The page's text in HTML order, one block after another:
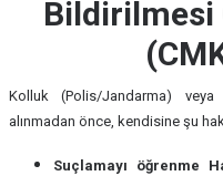
Bildirilmesi
Kolluk (Polis/Jandarma) veya
alınmadan önce, kendisine şu
Suçlamayı öğrenme